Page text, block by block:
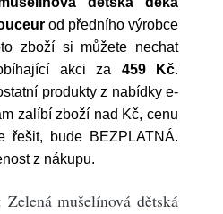
od předního výrobce
zboží si můžete nechat
akci za 459 Kč.
produkty z nabídky e-
zalíbí zboží nad Kč, cenu
řešit, bude BEZPLATNÁ.
z nákupu.
mušelínová dětská